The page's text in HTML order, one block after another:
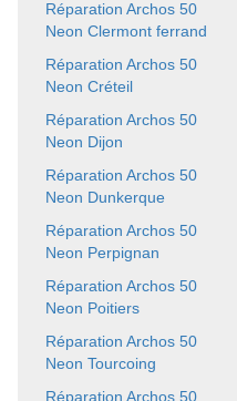
Réparation Archos 50
Neon Clermont ferrand
Réparation Archos 50
Neon Créteil
Réparation Archos 50
Neon Dijon
Réparation Archos 50
Neon Dunkerque
Réparation Archos 50
Neon Perpignan
Réparation Archos 50
Neon Poitiers
Réparation Archos 50
Neon Tourcoing
Réparation Archos 50